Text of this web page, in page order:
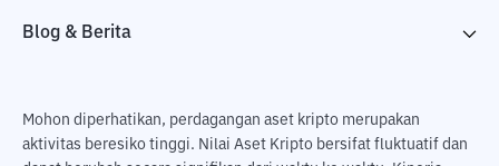
Blog & Berita
Mohon diperhatikan, perdagangan aset kripto merupakan
aktivitas beresiko tinggi. Nilai Aset Kripto bersifat fluktuatif dan